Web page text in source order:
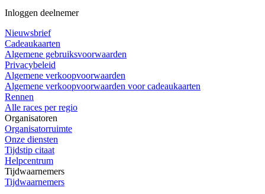
Inloggen deelnemer
Nieuwsbrief
Cadeaukaarten
Algemene gebruiksvoorwaarden
Privacybeleid
Algemene verkoopvoorwaarden
Algemene verkoopvoorwaarden voor cadeaukaarten
Rennen
Alle races per regio
Organisatoren
Organisatorruimte
Onze diensten
Tijdstip citaat
Helpcentrum
Tijdwaarnemers
Tijdwaarnemers